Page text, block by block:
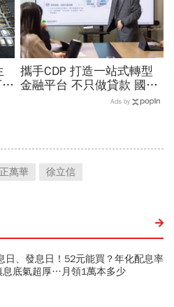
攜手CDP 打造一站式轉型
金融平台 不只做貸款 國泰
世華化身減碳顧問Ads by
萬華 徐立信
日、發息日！52元能買？年化配息率
息底氣超厚…月領1萬本多少